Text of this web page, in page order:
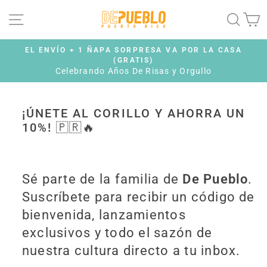
to
SITE NAVIGATION
Pause
slideshow
LA CASA FREE SHIPPING + 1 FREE STICKER ON
BECAUSE PRIDE HAS NO BORDERS
¡ÚNETE AL CORILLO Y AHORRA UN
10%! 🇵🇷🔥
Sé parte de la familia de De Pueblo.
Suscríbete para recibir un código de
bienvenida, lanzamientos
exclusivos y todo el sazón de
nuestra cultura directo a tu inbox.